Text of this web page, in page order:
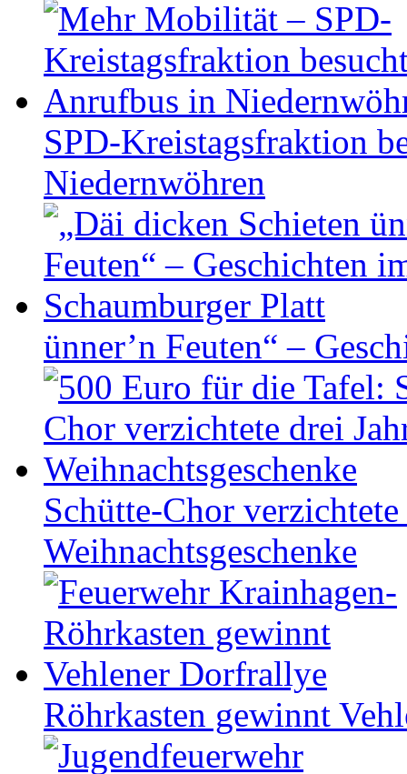
SPD-Kreistagsfraktion
Niedernwöhren
ünner’n Feuten“ –
Schütte-Chor
Weihnachtsgeschenke
Röhrkasten gewinnt